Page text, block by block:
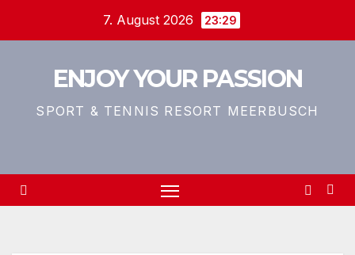
7. August 2026 23:29
ENJOY YOUR PASSION
SPORT & TENNIS RESORT MEERBUSCH